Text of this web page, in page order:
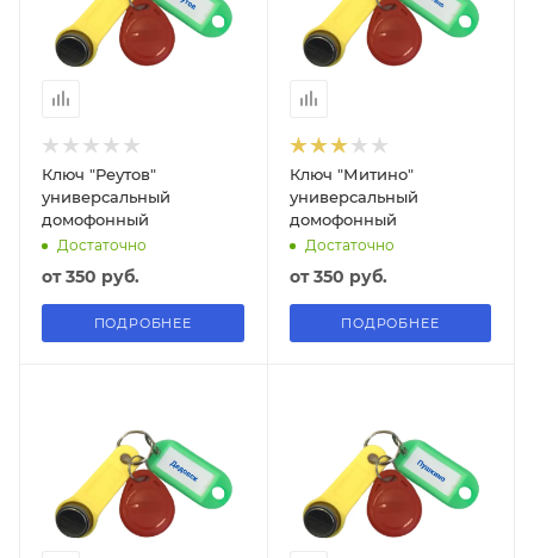
Ключ "Реутов"
универсальный
домофонный
Достаточно
от350 руб.
ПОДРОБНЕЕ
Ключ "Митино"
универсальный
домофонный
Достаточно
от350 руб.
ПОДРОБНЕЕ